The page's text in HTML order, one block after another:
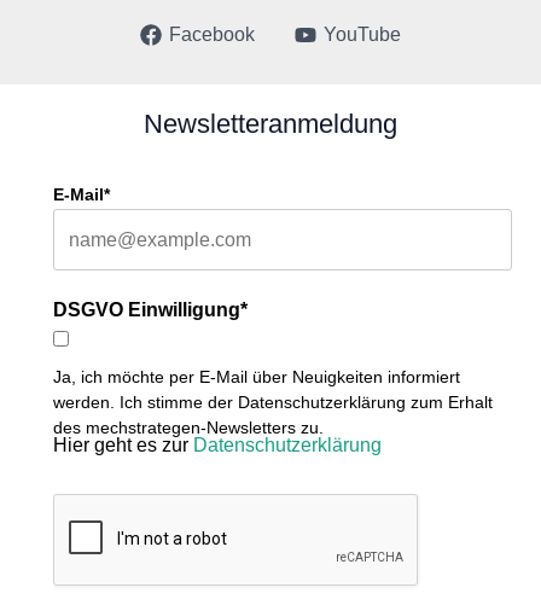
Facebook YouTube
Newsletteranmeldung
E-Mail*
DSGVO Einwilligung*
Ja, ich möchte per E-Mail über Neuigkeiten informiert
werden. Ich stimme der Datenschutzerklärung zum Erhalt
des mechstrategen-Newsletters zu.
Hier geht es zur Datenschutzerklärung